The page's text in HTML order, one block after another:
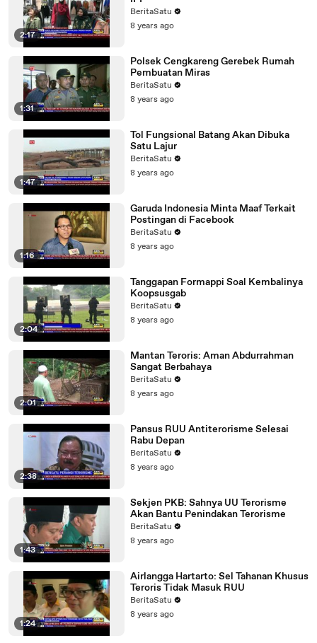
2:17
BeritaSatu
8 years ago
1:31
Polsek Cengkareng Gerebek Rumah
Pembuatan Miras
BeritaSatu
8 years ago
1:47
Tol Fungsional Batang Akan Dibuka
Satu Lajur
BeritaSatu
8 years ago
1:16
Garuda Indonesia Minta Maaf Terkait
Postingan di Facebook
BeritaSatu
8 years ago
2:04
Tanggapan Formappi Soal Kembalinya
Koopsusgab
BeritaSatu
8 years ago
2:01
Mantan Teroris: Aman Abdurrahman
Sangat Berbahaya
BeritaSatu
8 years ago
2:38
Pansus RUU Antiterorisme Selesai
Rabu Depan
BeritaSatu
8 years ago
1:43
Sekjen PKB: Sahnya UU Terorisme
Akan Bantu Penindakan Terorisme
BeritaSatu
8 years ago
1:24
Airlangga Hartarto: Sel Tahanan Khusus
Teroris Tidak Masuk RUU
BeritaSatu
8 years ago